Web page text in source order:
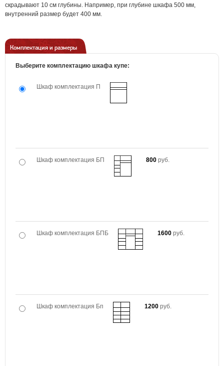
скрадывают 10 см глубины. Например, при глубине шкафа 500 мм,
внутренний размер будет 400 мм.
Комплектация и размеры
Выберите комплектацию шкафа купе:
Шкаф комплектация П
Шкаф комплектация БП 800 руб.
Шкаф комплектация БПБ 1600 руб.
Шкаф комплектация Бп 1200 руб.